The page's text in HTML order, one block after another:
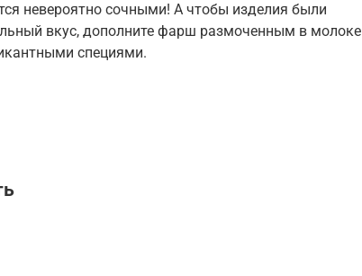
невероятно сочными! А чтобы изделия были
вкус, дополните фарш размоченным в молоке
специями.